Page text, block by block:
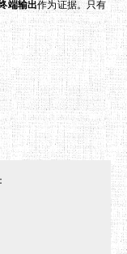
端输出作为证据。只有